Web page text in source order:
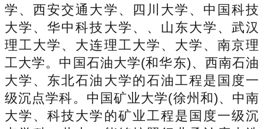
学、西安交通大学、四川大学、中国科技
大学、华中科技大学、、山东大学、武汉
理工大学、大连理工大学、大学、南京理
工大学。中国石油大学(和华东)、西南石油
大学、东北石油大学的石油工程是国度一
级沉点学科。中国矿业大学(徐州和)、中南
大学、科技大学的矿业工程是国度一级沉